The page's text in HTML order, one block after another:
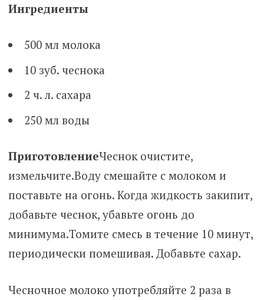
Ингредиенты
500 мл молока
10 зуб. чеснока
2 ч. л. сахара
250 мл воды
ПриготовлениеЧеснок очистите,
измельчите.Воду смешайте с молоком и
поставьте на огонь. Когда жидкость закипит,
добавьте чеснок, убавьте огонь до
минимума.Томите смесь в течение 10 минут,
периодически помешивая. Добавьте сахар.
Чесночное молоко употребляйте 2 раза в